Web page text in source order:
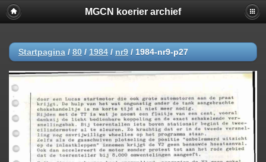
MGCN koerier archief
Startpagina / 80 / 1984 / nr9 / 1984-nr9-p27